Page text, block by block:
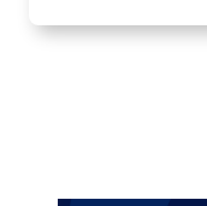
of
Paragraphes